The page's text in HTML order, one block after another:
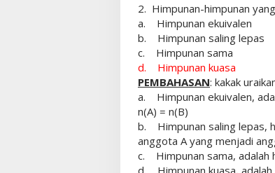
2. Himpunan-himpunan
a. Himpunan ekuivalen
b. Himpunan saling lepas
c. Himpunan sama
d. Himpunan kuasa
PEMBAHASAN: kakak
a. Himpunan ekuivalen,
n(A) = n(B)
b. Himpunan saling lepas,
anggota A yang menjadi
c. Himpunan sama, adalah
d. Himpunan kuasa, adalah